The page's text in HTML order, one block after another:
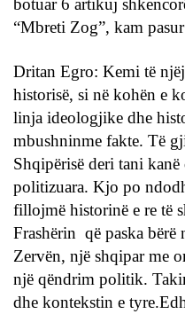
botuar 6 artikuj
“Mbreti Zog”, kam
Dritan Egro: Kemi të
historisë, si në kohën e
linja ideologjike dhe
mbushninme fakte. Të
Shqipërisë deri tani kanë
politizuara. Kjo po
fillojmë historinë e re të
Frashërin që paska
Zervën, një shqipar me
një qëndrim politik.
dhe kontekstin e